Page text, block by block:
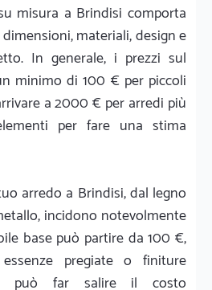
misura a Brindisi comporta
materiali, design e
In generale, i prezzi sul
minimo di 100 € per piccoli
a 2000 € per arredi più
per fare una stima
arredo a Brindisi, dal legno
incidono notevolmente
base può partire da 100 €,
pregiate o finiture
può far salire il costo